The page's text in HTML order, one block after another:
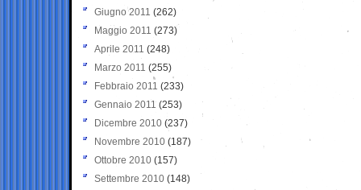
Giugno 2011 (262)
Maggio 2011 (273)
Aprile 2011 (248)
Marzo 2011 (255)
Febbraio 2011 (233)
Gennaio 2011 (253)
Dicembre 2010 (237)
Novembre 2010 (187)
Ottobre 2010 (157)
Settembre 2010 (148)